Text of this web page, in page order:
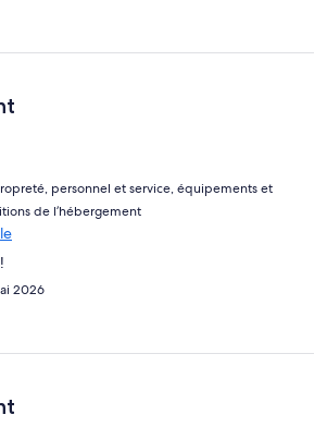
personnel et service, équipements et
de l’hébergement
2026